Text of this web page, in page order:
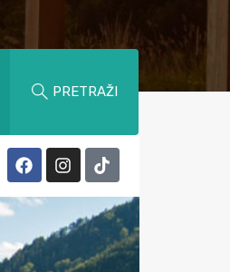
PRETRAŽI